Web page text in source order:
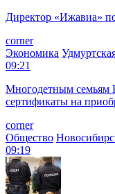
Директор «Ижавиа»
corner
Экономика
09:21
Многодетным семьям
сертификаты на
corner
Общество
09:19